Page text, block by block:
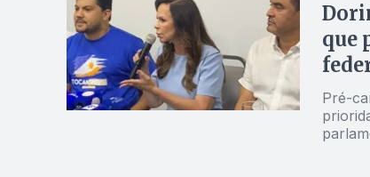
que
Pré-